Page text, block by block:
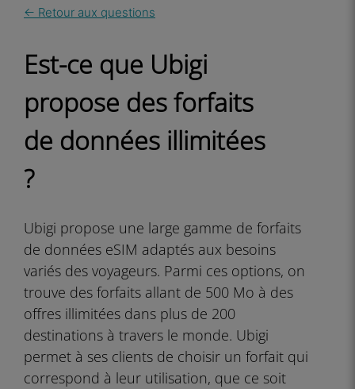
← Retour aux questions
Est-ce que Ubigi
propose des forfaits
de données illimitées
?
Ubigi propose une large gamme de forfaits
de données eSIM adaptés aux besoins
variés des voyageurs. Parmi ces options, on
trouve des forfaits allant de 500 Mo à des
offres illimitées dans plus de 200
destinations à travers le monde. Ubigi
permet à ses clients de choisir un forfait qui
correspond à leur utilisation, que ce soit